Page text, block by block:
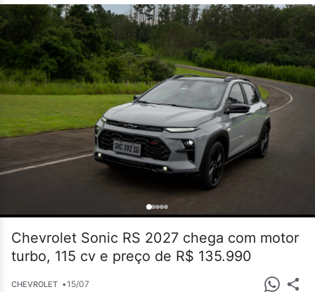
Chevrolet Sonic RS 2027 chega com motor
turbo, 115 cv e preço de R$ 135.990
CHEVROLET •15/07